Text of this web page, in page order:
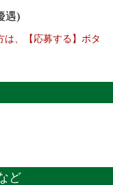
遇)
、【応募する】ボタ
ど